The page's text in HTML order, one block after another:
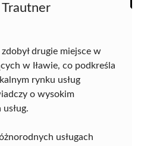
zdobył drugie miejsce w
w Iławie, co podkreśla
rynku usług
o wysokim
usługach